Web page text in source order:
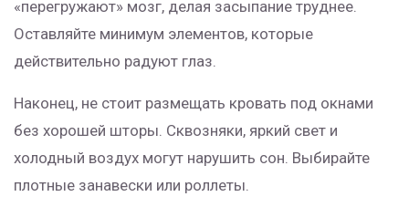
«перегружают» мозг, делая засыпание труднее.
Оставляйте минимум элементов, которые
действительно радуют глаз.
Наконец, не стоит размещать кровать под окнами
без хорошей шторы. Сквозняки, яркий свет и
холодный воздух могут нарушить сон. Выбирайте
плотные занавески или роллеты.